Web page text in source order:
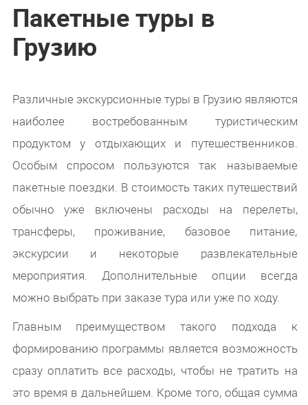
Пакетные туры в
Грузию
Различные экскурсионные туры в Грузию являются
наиболее востребованным туристическим
продуктом у отдыхающих и путешественников.
Особым спросом пользуются так называемые
пакетные поездки. В стоимость таких путешествий
обычно уже включены расходы на перелеты,
трансферы, проживание, базовое питание,
экскурсии и некоторые развлекательные
мероприятия. Дополнительные опции всегда
можно выбрать при заказе тура или уже по ходу.
Главным преимуществом такого подхода к
формированию программы является возможность
сразу оплатить все расходы, чтобы не тратить на
это время в дальнейшем. Кроме того, общая сумма